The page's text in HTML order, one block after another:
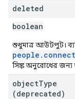
deleted
boolean
শুধুমাত্র আউটপুট।
সিঙ্ক অনুরোধের
objectType
(deprecated)